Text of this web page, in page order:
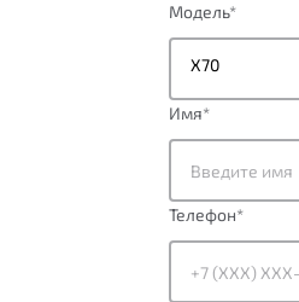
Модель*
X70
Имя*
Телефон*